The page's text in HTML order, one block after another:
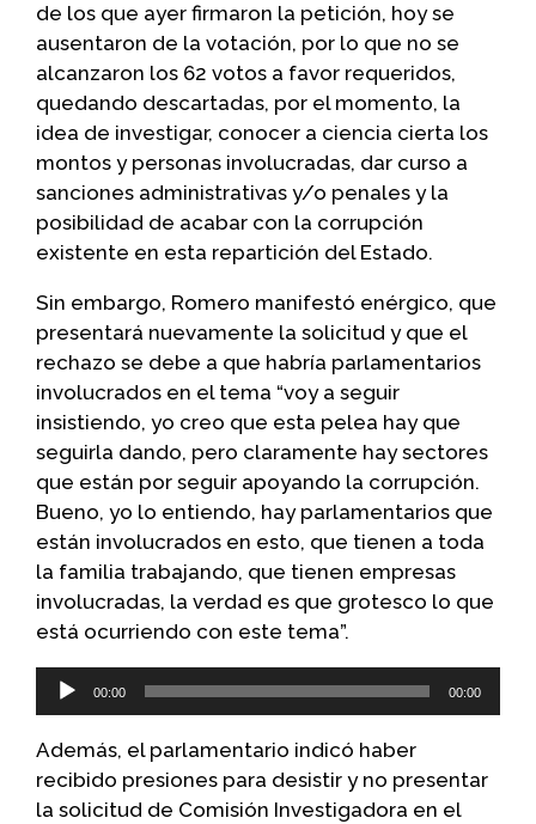
de los que ayer firmaron la petición, hoy se
ausentaron de la votación, por lo que no se
alcanzaron los 62 votos a favor requeridos,
quedando descartadas, por el momento, la
idea de investigar, conocer a ciencia cierta los
montos y personas involucradas, dar curso a
sanciones administrativas y/o penales y la
posibilidad de acabar con la corrupción
existente en esta repartición del Estado.
Sin embargo, Romero manifestó enérgico, que
presentará nuevamente la solicitud y que el
rechazo se debe a que habría parlamentarios
involucrados en el tema “voy a seguir
insistiendo, yo creo que esta pelea hay que
seguirla dando, pero claramente hay sectores
que están por seguir apoyando la corrupción.
Bueno, yo lo entiendo, hay parlamentarios que
están involucrados en esto, que tienen a toda
la familia trabajando, que tienen empresas
involucradas, la verdad es que grotesco lo que
está ocurriendo con este tema”.
Reproductor
de
audio
00:00 00:00
Además, el parlamentario indicó haber
recibido presiones para desistir y no presentar
la solicitud de Comisión Investigadora en el